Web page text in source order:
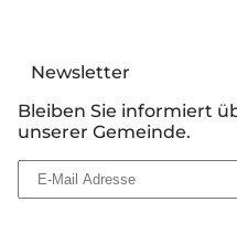
Newsletter
Bleiben Sie informiert
unserer Gemeinde.